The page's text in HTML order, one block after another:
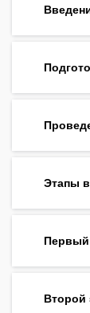
Этапы
Первый
Второй